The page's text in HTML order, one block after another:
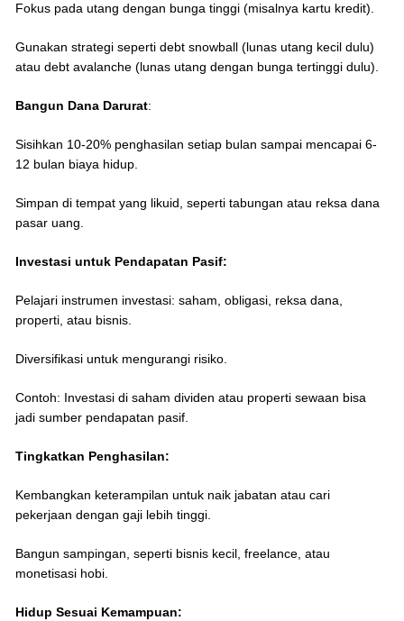
Fokus pada utang dengan bunga tinggi (misalnya kartu kredit).
Gunakan strategi seperti debt snowball (lunas utang kecil dulu)
atau debt avalanche (lunas utang dengan bunga tertinggi dulu).
Bangun Dana Darurat:
Sisihkan 10-20% penghasilan setiap bulan sampai mencapai 6-
12 bulan biaya hidup.
Simpan di tempat yang likuid, seperti tabungan atau reksa dana
pasar uang.
Investasi untuk Pendapatan Pasif:
Pelajari instrumen investasi: saham, obligasi, reksa dana,
properti, atau bisnis.
Diversifikasi untuk mengurangi risiko.
Contoh: Investasi di saham dividen atau properti sewaan bisa
jadi sumber pendapatan pasif.
Tingkatkan Penghasilan:
Kembangkan keterampilan untuk naik jabatan atau cari
pekerjaan dengan gaji lebih tinggi.
Bangun sampingan, seperti bisnis kecil, freelance, atau
monetisasi hobi.
Hidup Sesuai Kemampuan: